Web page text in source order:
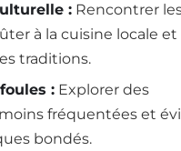
: Rencontrer
à la cuisine locale et
traditions.
: Explorer des
fréquentées et
bondés.